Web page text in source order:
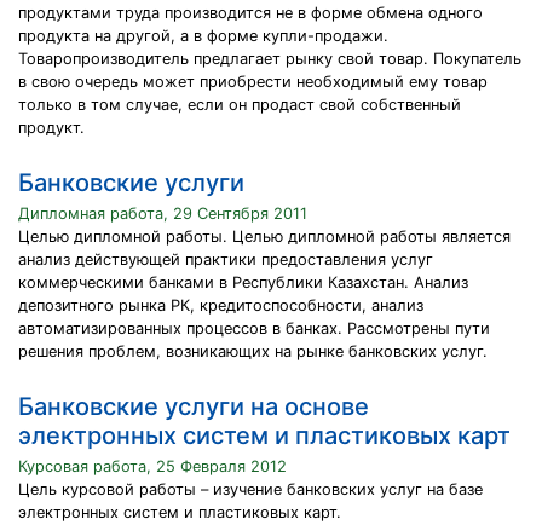
продуктами труда производится не в форме обмена одного
продукта на другой, а в форме купли-продажи.
Товаропроизводитель предлагает рынку свой товар. Покупатель
в свою очередь может приобрести необходимый ему товар
только в том случае, если он продаст свой собственный
продукт.
Банковские услуги
Дипломная работа, 29 Сентября 2011
Целью дипломной работы. Целью дипломной работы является
анализ действующей практики предоставления услуг
коммерческими банками в Республики Казахстан. Анализ
депозитного рынка РК, кредитоспособности, анализ
автоматизированных процессов в банках. Рассмотрены пути
решения проблем, возникающих на рынке банковских услуг.
Банковские услуги на основе
электронных систем и пластиковых карт
Курсовая работа, 25 Февраля 2012
Цель курсовой работы – изучение банковских услуг на базе
электронных систем и пластиковых карт.